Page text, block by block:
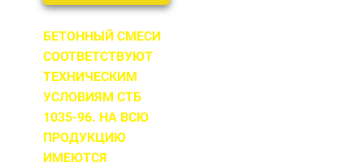
БЕТОННЫЙ СМЕСИ
СООТВЕТСТВУЮТ
ТЕХНИЧЕСКИМ
УСЛОВИЯМ СТБ
1035-96. НА ВСЮ
ПРОДУКЦИЮ
ИМЕЮТСЯ